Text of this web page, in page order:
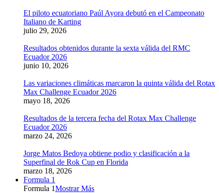
El piloto ecuatoriano Paúl Ayora debutó en el Campeonato
Italiano de Karting
julio 29, 2026
Resultados obtenidos durante la sexta válida del RMC
Ecuador 2026
junio 10, 2026
Las variaciones climáticas marcaron la quinta válida del Rotax
Max Challenge Ecuador 2026
mayo 18, 2026
Resultados de la tercera fecha del Rotax Max Challenge
Ecuador 2026
marzo 24, 2026
Jorge Matos Bedoya obtiene podio y clasificación a la
Superfinal de Rok Cup en Florida
marzo 18, 2026
Formula 1
Formula 1Mostrar Más